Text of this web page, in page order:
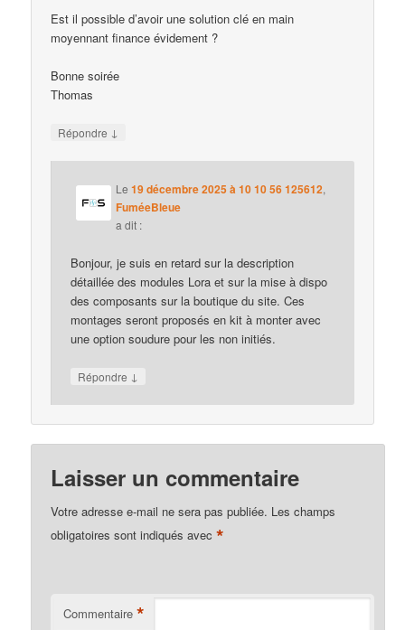
Est il possible d’avoir une solution clé en main
moyennant finance évidement ?
Bonne soirée
Thomas
Répondre ↓
Le19 décembre 2025 à 10 10 56 125612,
FuméeBleue
a dit :
Bonjour, je suis en retard sur la description
détaillée des modules Lora et sur la mise à dispo
des composants sur la boutique du site. Ces
montages seront proposés en kit à monter avec
une option soudure pour les non initiés.
Répondre ↓
Laisser un commentaire
Votre adresse e-mail ne sera pas publiée. Les champs
obligatoires sont indiqués avec*
Commentaire *